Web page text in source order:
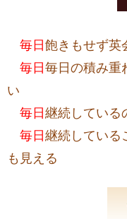
毎日飽きもせず
毎日毎日の積み重
い
毎日継続している
毎日継続している
も見える